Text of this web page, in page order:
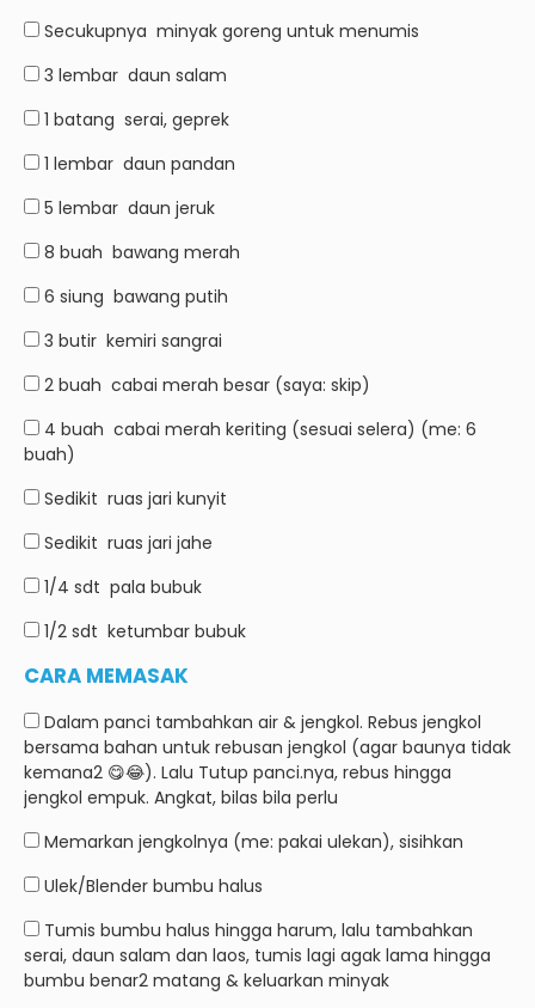
Secukupnya minyak goreng untuk menumis
3 lembar daun salam
1 batang serai, geprek
1 lembar daun pandan
5 lembar daun jeruk
8 buah bawang merah
6 siung bawang putih
3 butir kemiri sangrai
2 buah cabai merah besar (saya: skip)
4 buah cabai merah keriting (sesuai selera) (me: 6
buah)
Sedikit ruas jari kunyit
Sedikit ruas jari jahe
1/4 sdt pala bubuk
1/2 sdt ketumbar bubuk
CARA MEMASAK
Dalam panci tambahkan air & jengkol. Rebus jengkol
bersama bahan untuk rebusan jengkol (agar baunya tidak
kemana2 😋😂). Lalu Tutup panci.nya, rebus hingga
jengkol empuk. Angkat, bilas bila perlu
Memarkan jengkolnya (me: pakai ulekan), sisihkan
Ulek/Blender bumbu halus
Tumis bumbu halus hingga harum, lalu tambahkan
serai, daun salam dan laos, tumis lagi agak lama hingga
bumbu benar2 matang & keluarkan minyak